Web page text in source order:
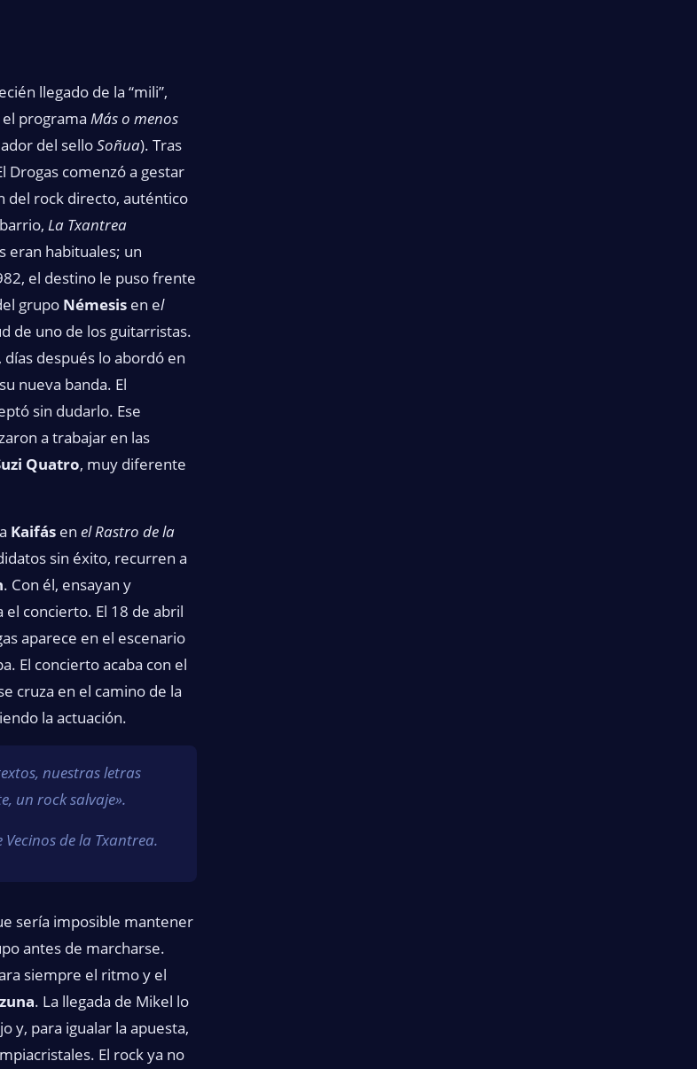
llegado de la “mili”,
programa Más o menos
del selloSoñua). Tras
Drogas comenzó a gestar
del rock directo, auténtico
La Txantrea
eran habituales; un
el destino le puso frente
grupo Némesis en el
de uno de los guitarristas.
después lo abordó en
nueva banda. El
sin dudarlo. Ese
a trabajar en las
Quatro, muy diferente
Kaifás en el Rastro de la
sin éxito, recurren a
. Con él, ensayan y
concierto. El 18 de abril
aparece en el escenario
El concierto acaba con el
cruza en el camino de la
la actuación.
nuestras letras
un rock salvaje».
de la Txantrea.
sería imposible mantener
antes de marcharse.
siempre el ritmo y el
. La llegada de Mikel lo
y, para igualar la apuesta,
El rock ya no